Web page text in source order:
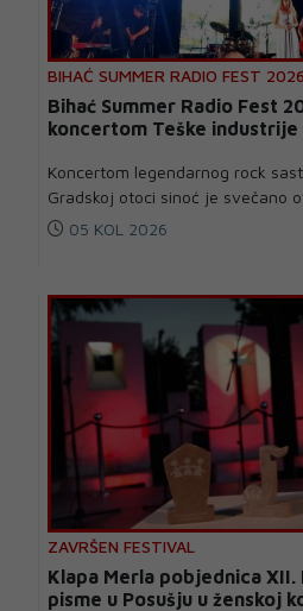
BIHAĆ SUMMER RADIO FEST 2026
Bihać Summer Radio Fest
koncertom Teške industrije
Koncertom legendarnog rock
Gradskoj otoci sinoć je svečano
05 KOL 2026
ZAVRŠEN FESTIVAL
Klapa Merla pobjednica XII.
pisme u Posušju u ženskoj